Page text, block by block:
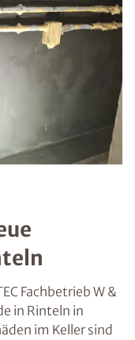
Fachbetrieb W &
in Rinteln in
im Keller sind